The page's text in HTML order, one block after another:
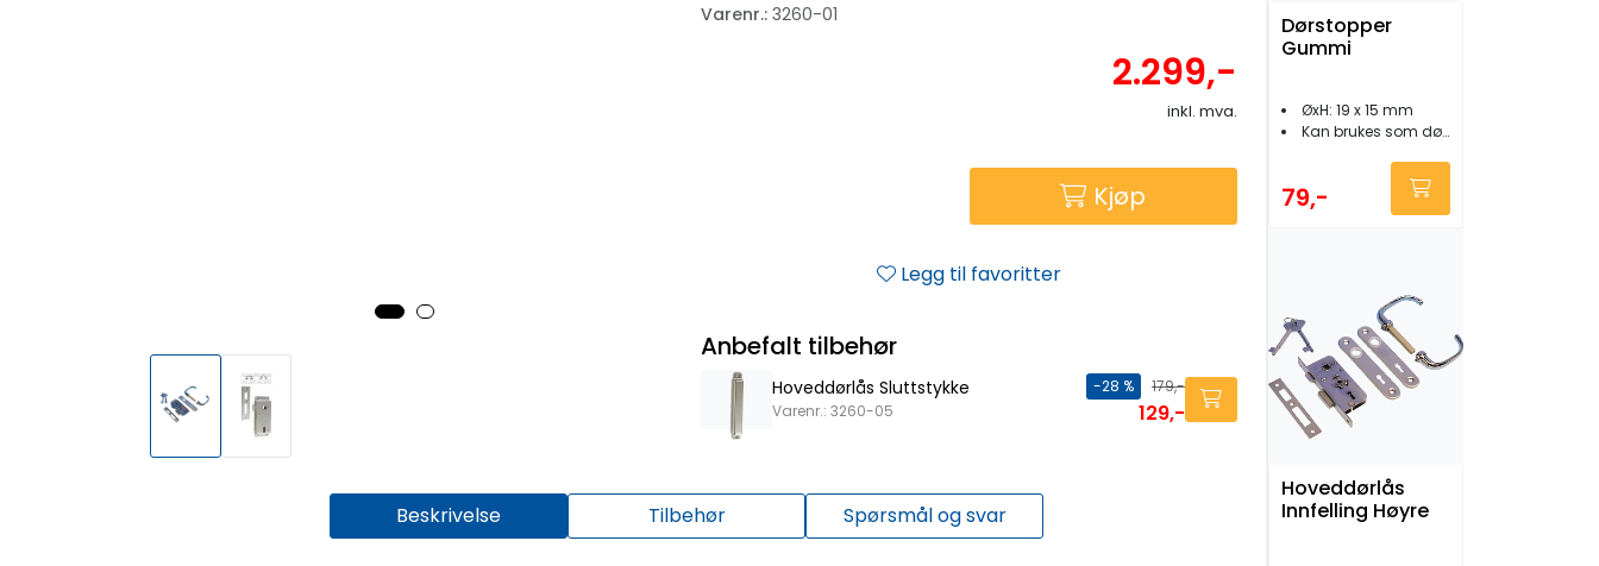
Varenr.: 3260-01
2.299,-
inkl. mva.
Kjøp
Legg til favoritter
Beskrivelse Tilbehør Spørsmål og svar
Anbefalt tilbehør
Hoveddørlås Sluttstykke
Varenr.: 3260-05
-28 % 179,-
129,-
Dørstopper
Gummi
ØxH: 19 x 15 mm
Kan brukes som dørholder
79,-
Hoveddørlås
Innfelling Høyre